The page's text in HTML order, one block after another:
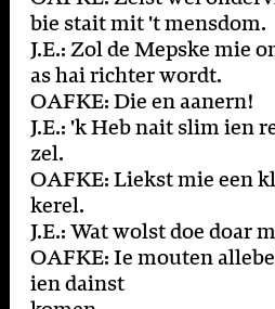
bie stait mit 't mensdom.
J.E.: Zol de Mepske mie
as hai richter wordt.
OAFKE: Die en aanern!
J.E.: 'k Heb nait slim ien
zel.
OAFKE: Liekst mie een
kerel.
J.E.: Wat wolst doe doar
OAFKE: Ie mouten
ien dainst